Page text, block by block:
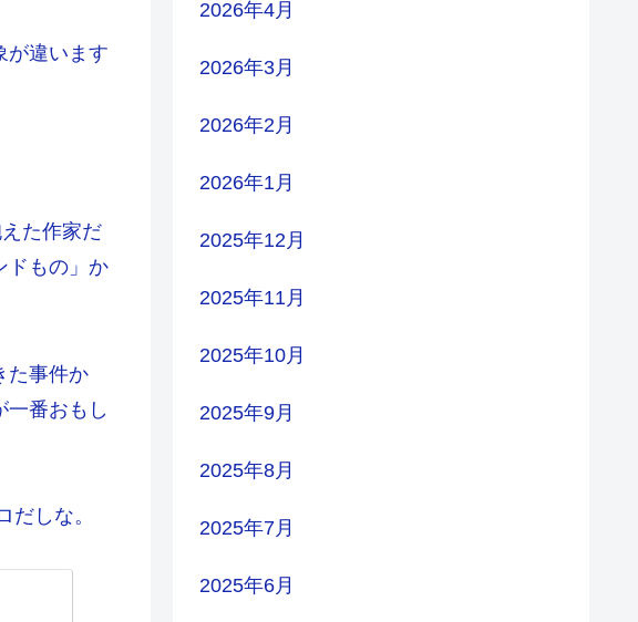
が違います
た作家だ
ドもの」か
た事件か
一番おもし
しな。
2026年4月
2026年3月
2026年2月
2026年1月
2025年12月
2025年11月
2025年10月
2025年9月
2025年8月
2025年7月
2025年6月